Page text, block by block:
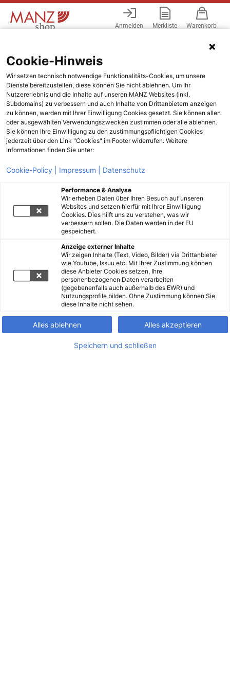
Anmelden Merkliste Warenkorb
Cookie-Hinweis
Wir setzen technisch notwendige Funktionalitäts-Cookies, um unsere
Dienste bereitzustellen, diese können Sie nicht ablehnen. Um Ihr
Nutzererlebnis und die Inhalte auf unseren MANZ Websites (inkl.
Subdomains) zu verbessern und auch Inhalte von Drittanbietern anzeigen
zu können, werden mit Ihrer Einwilligung Cookies gesetzt. Sie können allen
oder ausgewählten Verwendungszwecken zustimmen oder alle ablehnen.
Sie können Ihre Einwilligung zu den zustimmungspflichtigen Cookies
jederzeit über den Link "Cookies" im Footer widerrufen. Weitere
Informationen finden Sie unter:
Cookie-Policy | Impressum | Datenschutz
Performance & Analyse
Wir erheben Daten über Ihren Besuch auf unseren
Websites und setzen hierfür mit Ihrer Einwilligung
Cookies. Dies hilft uns zu verstehen, was wir
verbessern sollen. Die Daten werden in der EU
gespeichert.
Anzeige externer Inhalte
Wir zeigen Inhalte (Text, Video, Bilder) via Drittanbieter
wie Youtube, Issuu etc. Mit Ihrer Zustimmung können
diese Anbieter Cookies setzen, Ihre
personenbezogenen Daten verarbeiten
(gegebenenfalls auch außerhalb des EWR) und
Nutzungsprofile bilden. Ohne Zustimmung können Sie
diese Inhalte nicht sehen.
Alles ablehnen Alles akzeptieren
Speichern und schließen